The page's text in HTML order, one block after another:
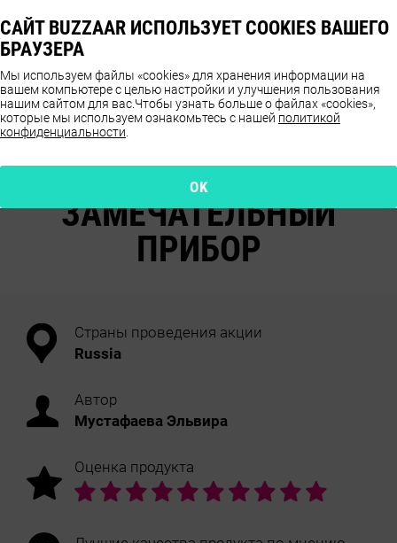
ОТЗЫВЫ О ПРОДУКТЕ
ЗАМЕЧАТЕЛЬНЫЙ
ПРИБОР
Страны проведения акции
Russia
Автор
Мустафаева Эльвира
Оценка продукта
САЙТ BUZZAAR ИСПОЛЬЗУЕТ COOKIES ВАШЕГО
БРАУЗЕРА
Мы используем файлы «cookies» для хранения информации на
вашем компьютере с целью настройки и улучшения пользования
нашим сайтом для вас. Чтобы узнать больше о файлах «cookies»,
которые мы используем ознакомьтесь с нашей политикой
конфиденциальности
OK